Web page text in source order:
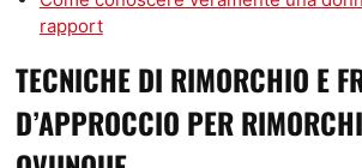
rapport
TECNICHE DI RIMORCHIO E
D’APPROCCIO PER